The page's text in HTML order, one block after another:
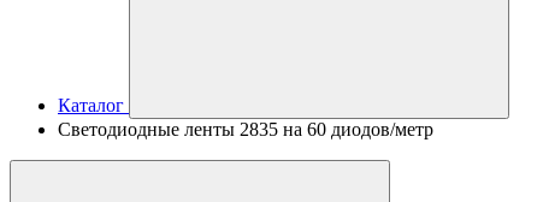
Каталог
Светодиодные ленты 2835 на 60 диодов/метр